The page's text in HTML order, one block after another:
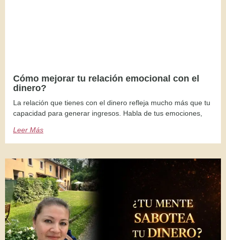
Cómo mejorar tu relación emocional con el
dinero?
La relación que tienes con el dinero refleja mucho más que tu
capacidad para generar ingresos. Habla de tus emociones,
Leer Más